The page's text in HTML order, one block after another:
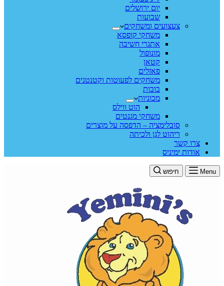
יום ירושלים
שבועות
צעצועים ומשחקים
משחקי קופסא
אתגרי חשיבה
מונופול
קטאן
פאזלים
משחקים לפעוטות וקטנטנים
בובות
מכוניות
הוט ווילס
משחקי מגנטים
סובלימציה – הדפסה על מוצרים
ריהוט לגן ולכיתה
צרו קשר
אודות ימיניס
Menu חיפוש